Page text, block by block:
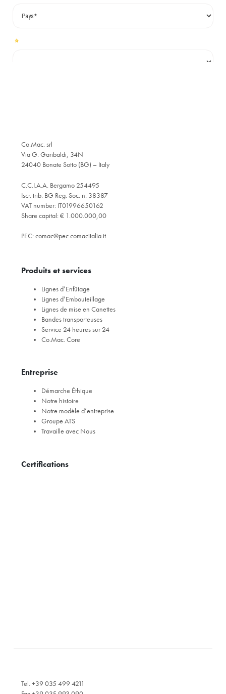
Co.Mac. srl
Via G. Garibaldi, 34N
24040 Bonate Sotto (BG) – Italy
C.C.I.A.A. Bergamo 254495
Iscr. trib. BG Reg. Soc. n. 38387
VAT number: IT01996650162
Share capital: € 1.000.000,00
PEC: comac@pec.comacitalia.it
Produits et services
Lignes d’Enfûtage
Lignes d’Embouteillage
Lignes de mise en Canettes
Bandes transporteuses
Service 24 heures sur 24
Co.Mac. Core
Entreprise
Démarche Éthique
Notre histoire
Notre modèle d’entreprise
Groupe ATS
Travaille avec Nous
Certifications
Tel. +39 035 499 4211